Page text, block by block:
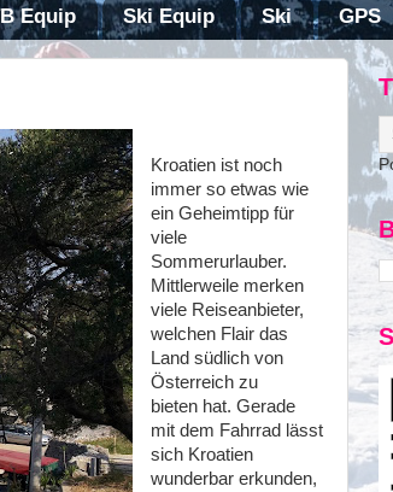
Equip Ski Equip Ski GPS
Kroatien ist noch
immer so etwas wie
ein Geheimtipp für
viele
Sommerurlauber.
Mittlerweile merken
viele Reiseanbieter,
welchen Flair das
Land südlich von
Österreich zu
bieten hat. Gerade
mit dem Fahrrad lässt
sich Kroatien
wunderbar erkunden,